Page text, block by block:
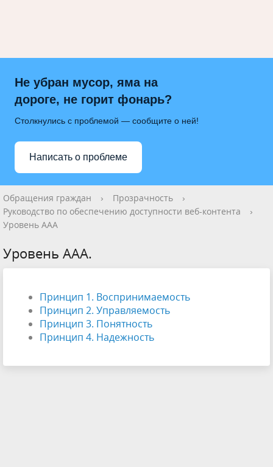
Не убран мусор, яма на
дороге, не горит фонарь?
Столкнулись с проблемой — сообщите о ней!
Написать о проблеме
Обращения граждан › Прозрачность
›
Руководство по обеспечению доступности веб-контента
›
Уровень ААА
Уровень ААА.
Принцип 1. Воспринимаемость
Принцип 2. Управляемость
Принцип 3. Понятность
Принцип 4. Надежность